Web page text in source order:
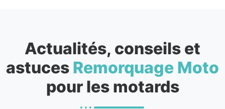
Actualités, conseils et
astuces Remorquage Moto
pour les motards